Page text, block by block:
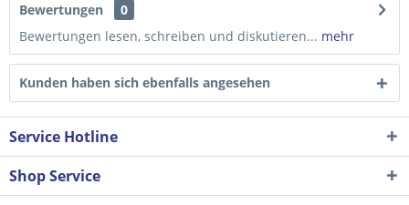
Bewertungen
0
Bewertungen lesen, schreiben und diskutieren... mehr
Kunden haben sich ebenfalls angesehen
Service Hotline
Shop Service